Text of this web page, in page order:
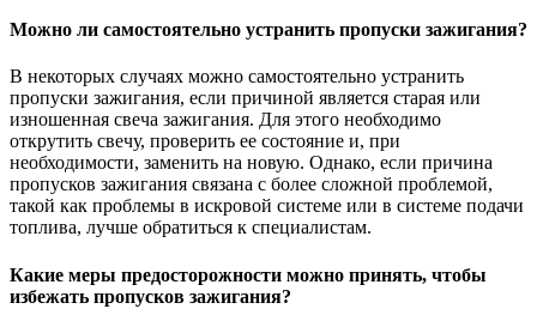
Можно ли самостоятельно устранить пропуски зажигания?
В некоторых случаях можно самостоятельно устранить
пропуски зажигания, если причиной является старая или
изношенная свеча зажигания. Для этого необходимо
открутить свечу, проверить ее состояние и, при
необходимости, заменить на новую. Однако, если причина
пропусков зажигания связана с более сложной проблемой,
такой как проблемы в искровой системе или в системе подачи
топлива, лучше обратиться к специалистам.
Какие меры предосторожности можно принять, чтобы
избежать пропусков зажигания?